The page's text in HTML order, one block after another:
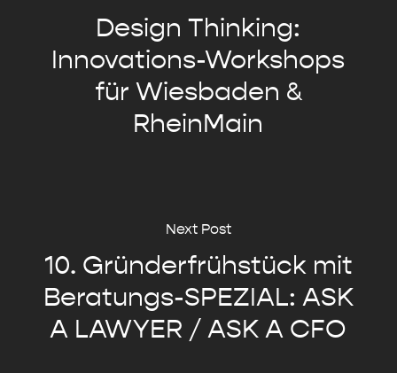
Design Thinking:
Innovations-Workshops
für Wiesbaden &
RheinMain
Next Post
10. Gründerfrühstück mit
Beratungs-SPEZIAL: ASK
A LAWYER / ASK A CFO